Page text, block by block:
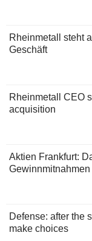
Rheinmetall steht
Geschäft
Rheinmetall CEO
acquisition
Aktien Frankfurt:
Defense: after the
make choices